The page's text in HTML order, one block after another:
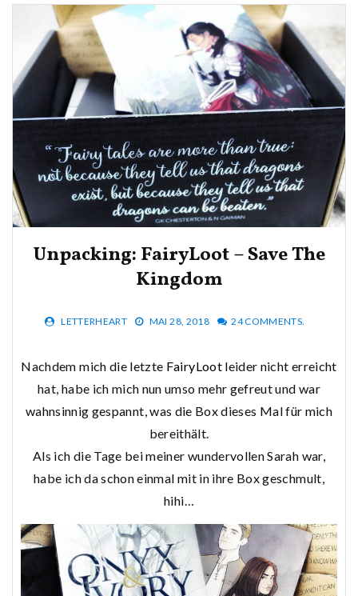
Unpacking: FairyLoot – Save The
Kingdom
LETTERHEART MAI 28, 2018 24 COMMENTS.
Nachdem mich die letzte FairyLootleider nicht erreicht
hat, habe ich mich nun umso mehr gefreut und war
wahnsinnig gespannt, was die Box dieses Mal für mich
bereithält.
Als ich die Tage bei meiner wundervollen Sarah war,
habe ich da schon einmal mit in ihre Box geschmult,
hihi…